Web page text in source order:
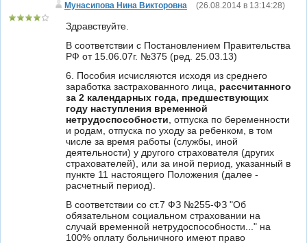
Мунасипова Нина Викторовна (26.08.2014 в 13:14:28)
Здравствуйте.
В соответствии с Постановлением Правительства
РФ от 15.06.07г. №375 (ред. 25.03.13)
6. Пособия исчисляются исходя из среднего
заработка застрахованного лица, рассчитанного
за 2 календарных года, предшествующих
году наступления временной
нетрудоспособности , отпуска по беременности
и родам, отпуска по уходу за ребенком, в том
числе за время работы (службы, иной
деятельности) у другого страхователя (других
страхователей), или за иной период, указанный в
пункте 11 настоящего Положения (далее -
расчетный период).
В соответствии со ст.7 ФЗ №255-ФЗ "Об
обязательном социальном страховании на
случай временной нетрудоспособности..." на
100% оплату больничного имеют право